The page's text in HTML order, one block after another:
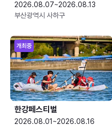
2026.08.07~2026.08.13
부산광역시 사하구
개최중
한강페스티벌
2026.08.01~2026.08.16